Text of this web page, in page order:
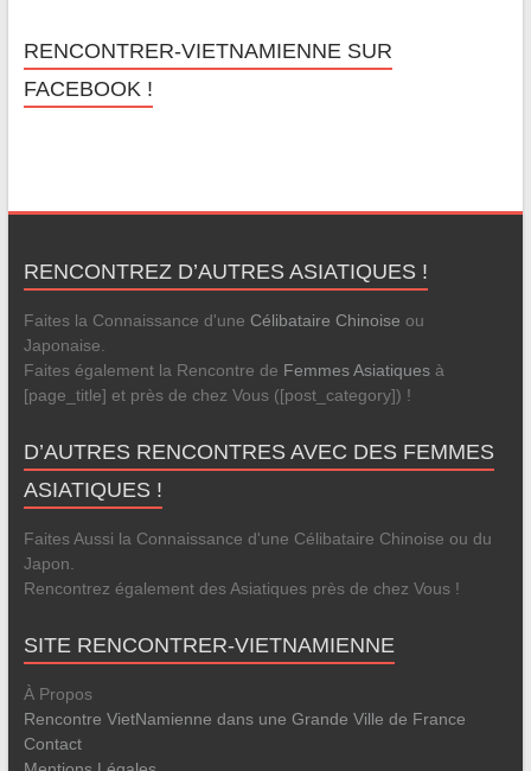
RENCONTRER-VIETNAMIENNE SUR
FACEBOOK !
RENCONTREZ D’AUTRES ASIATIQUES !
Faites la Connaissance d'une Célibataire Chinoise ou
Japonaise.
Faites également la Rencontre de Femmes Asiatiquesà
[page_title] et près de chez Vous ([post_category]) !
D’AUTRES RENCONTRES AVEC DES FEMMES
ASIATIQUES !
Faites Aussi la Connaissance d'une Célibataire Chinoise ou du
Japon.
Rencontrez également des Asiatiques près de chez Vous !
SITE RENCONTRER-VIETNAMIENNE
À Propos
Rencontre VietNamienne dans une Grande Ville de France
Contact